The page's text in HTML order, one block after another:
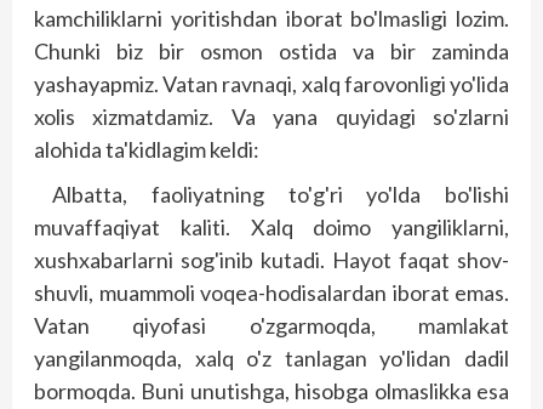
kamchiliklarni yoritishdan iborat bo'lmasligi lozim.
Chunki biz bir osmon ostida va bir zaminda
yashayapmiz. Vatan ravnaqi, xalq farovonligi yo'lida
xolis xizmatdamiz. Va yana quyidagi so'zlarni
alohida ta'kidlagim keldi:
Albatta, faoliyatning to'g'ri yo'lda bo'lishi
muvaffaqiyat kaliti. Xalq doi­mo yangiliklarni,
xushxabarlarni sog'inib kutadi. Hayot faqat shov-
shuvli, muammoli voqea-hodisalardan iborat emas.
Vatan qiyofasi o'zgarmoqda, mamlakat
yangilanmoqda, xalq o'z tanlagan yo'lidan dadil
bormoqda. Buni unutishga, hisobga olmaslikka esa